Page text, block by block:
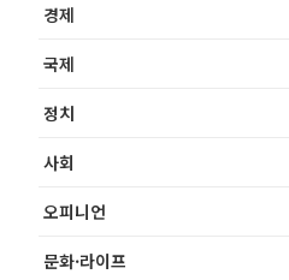
경제
국제
정치
사회
오피니언
문화·라이프